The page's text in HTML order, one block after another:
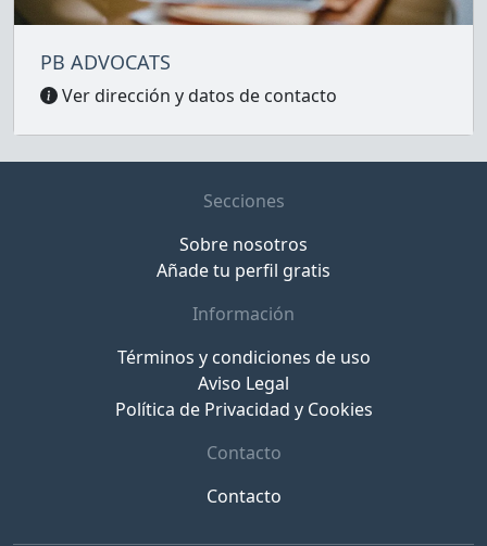
PB ADVOCATS
Ver dirección y datos de contacto
Secciones
Sobre nosotros
Añade tu perfil gratis
Información
Términos y condiciones de uso
Aviso Legal
Política de Privacidad y Cookies
Contacto
Contacto